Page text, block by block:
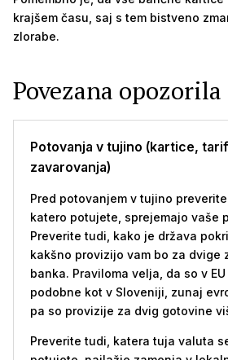
krajšem času, saj s tem bistveno
zlorabe.
Povezana opozorila
Potovanja v tujino (kartice,
zavarovanja)
Pred potovanjem v tujino
katero potujete, sprejemajo vaše
Preverite tudi, kako je država
kakšno provizijo vam bo za dvige
banka. Praviloma velja, da so v
podobne kot v Sloveniji, zunaj
pa so provizije za dvig gotovine
Preverite tudi, katera tuja valuta